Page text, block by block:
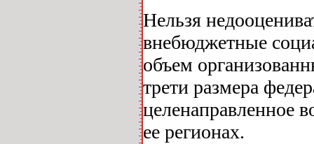
Нельзя
внебюджетные
объем
трети размера
целенаправленное
ее регионах.